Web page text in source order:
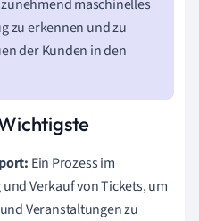
maschinelles
zu erkennen und zu
der Kunden in den
Ein Prozess im
Verkauf von Tickets, um
Veranstaltungen zu